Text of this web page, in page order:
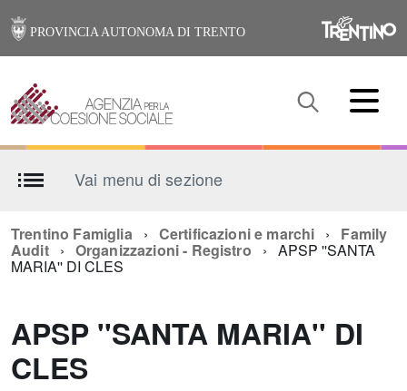
PROVINCIA AUTONOMA DI TRENTO
Vai menu di sezione
Trentino Famiglia Certificazioni e marchi Family
Audit Organizzazioni - Registro APSP ''SANTA
MARIA'' DI CLES
APSP ''SANTA MARIA'' DI
CLES